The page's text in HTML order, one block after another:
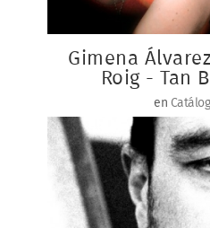
Gimena
Roig - Tan
en